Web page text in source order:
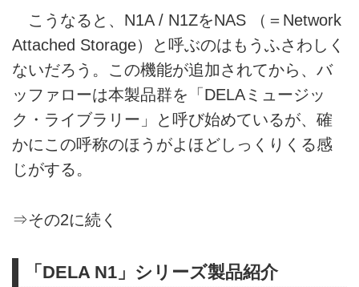
こうなると、N1A / N1ZをNAS （＝Network
Attached Storage）と呼ぶのはもうふさわしく
ないだろう。この機能が追加されてから、バ
ッファローは本製品群を「DELAミュージッ
ク・ライブラリー」と呼び始めているが、確
かにこの呼称のほうがよほどしっくりくる感
じがする。
⇒その2に続く
「DELA N1」シリーズ製品紹介